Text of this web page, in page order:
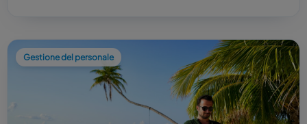
Gestione del personale